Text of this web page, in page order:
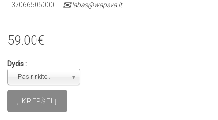
+37066505000
✉️labas@wapsva.lt
59.00€
Dydis :
Pasirinkite...